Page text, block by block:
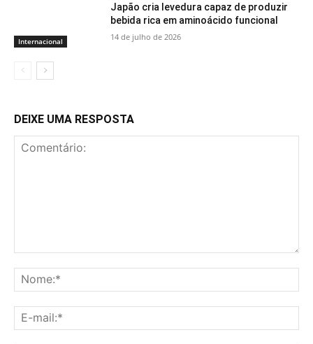
Internacional
Japão cria levedura capaz de produzir
bebida rica em aminoácido funcional
14 de julho de 2026
DEIXE UMA RESPOSTA